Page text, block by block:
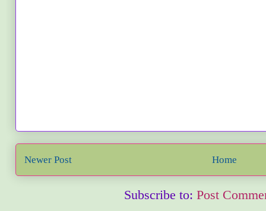
Newer Post Home
Subscribe to: Post